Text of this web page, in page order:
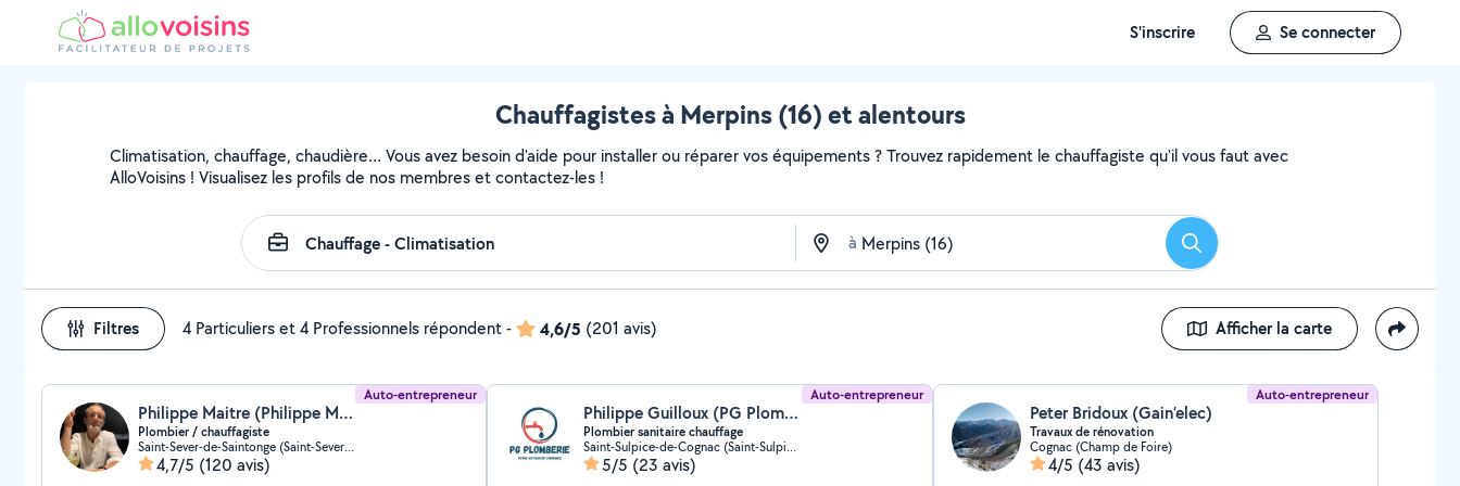
S'inscrire Se connecter
Chauffagistes à Merpins (16) et alentours
Climatisation, chauffage, chaudière… Vous avez besoin d'aide pour installer ou réparer vos équipements ? Trouvez rapidement le chauffagiste qu'il vous faut avec
AlloVoisins ! Visualisez les profils de nos membres et contactez-les !
à Rechercher
Filtres 4 Particuliers et 4 Professionnels répondent- 4,6/5 (201 avis) Afficher la carte
Auto-entrepreneur
Philippe Maitre (Philippe Maitre)
Plombier / chauffagiste
Saint-Sever-de-Saintonge (Saint-Sever-de-Saintonge)
4,7/5 (120 avis)
Auto-entrepreneur
Philippe Guilloux (PG Plomberie)
Plombier sanitaire chauffage
Saint-Sulpice-de-Cognac (Saint-Sulpice-de-Cognac)
5/5 (23 avis)
Auto-entrepreneur
Peter Bridoux (Gain’elec)
Travaux de rénovation
Cognac (Champ de Foire)
4/5 (43 avis)